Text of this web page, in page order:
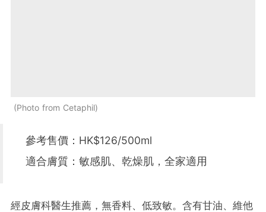
Photo from Cetaphil
參考售價：HK$126/500ml
適合膚質：敏感肌、乾燥肌，全家適用
經皮膚科醫生推薦，無香料、低致敏。含有甘油、維他